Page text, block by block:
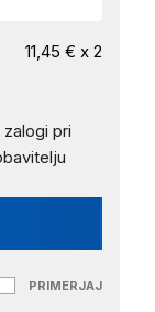
11,45 € x 2
zalogi pri
PRIMERJAJ